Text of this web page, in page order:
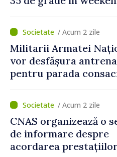
/ Acum 2 zile
Militarii Armatei
vor desfășura
pentru parada
/ Acum 2 zile
CNAS organizează o
de informare despre
acordarea prestațiilor